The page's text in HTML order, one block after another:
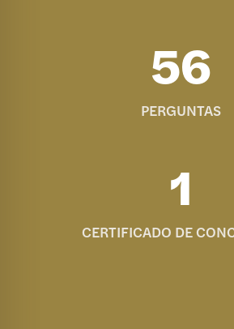
56
PERGUNTAS
1
CERTIFICADO DE